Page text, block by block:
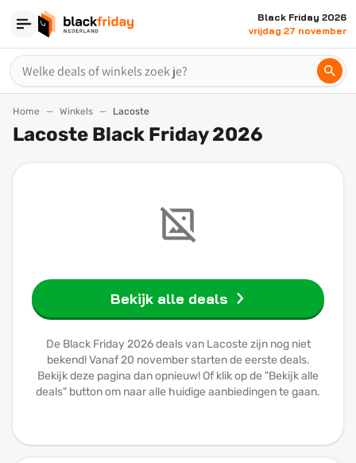
Black Friday 2026
vrijdag 27 november
Home Winkels Lacoste
Lacoste Black Friday 2026
Bekijk alle deals
De Black Friday 2026 deals van Lacoste zijn nog niet
bekend! Vanaf 20 november starten de eerste deals.
Bekijk deze pagina dan opnieuw! Of klik op de "Bekijk alle
deals" button om naar alle huidige aanbiedingen te gaan.